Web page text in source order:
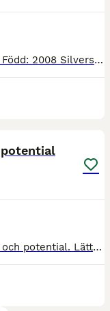
Finaste familjhästen/kompisen Valack Född: 2008 Silversvart 5 gångarter, inte tränat på passen eller trav men vill man kan man få fram båda om man tränar. Snäll men kan testa lite. Ingen fång eller
Finaste Júní, ungt sto med stor talang och potential. Lätta smidiga rörelser. Snäll, pigg och arbetsvillig. Femgångare men passen ej tränad på grund av ålder. Fyra underbara gångarter, skritt med gott